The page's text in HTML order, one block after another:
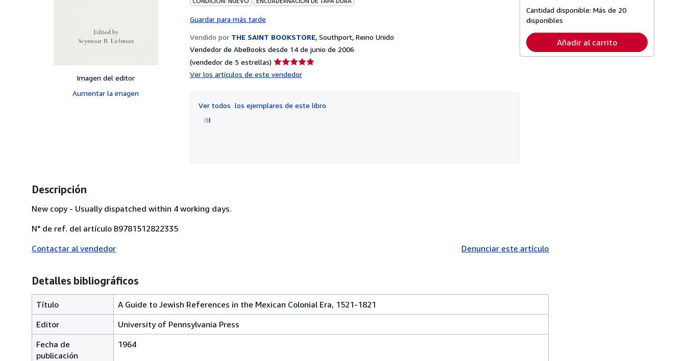
Imagen del editor
Aumentar la imagen
Guardar para más tarde
Vendido por THE SAINT BOOKSTORE, Southport, Reino Unido
Vendedor de AbeBooks desde 14 de junio de 2006
(vendedor de 5 estrellas) Calificación
Ver los artículos de este vendedor
Ver todos los ejemplares de este libro
tarifas
Cantidad disponible:Más de 20
disponibles
Añadir al carrito
Descripción
New copy - Usually dispatched within 4 working days.
N° de ref. del artículo B9781512822335
Contactar al vendedor
Denunciar este artículo
Detalles bibliográficos
Título
A Guide to Jewish References in the Mexican Colonial Era, 1521-1821
Editor
University of Pennsylvania Press
Fecha de
publicación
1964